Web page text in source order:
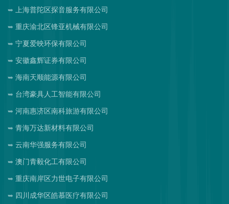
上海普陀区探音服务有限公司
重庆渝北区锋亚机械有限公司
宁夏爱映环保有限公司
安徽鑫辉证券有限公司
海南天顺能源有限公司
台湾豪具人工智能有限公司
河南惠济区南科旅游有限公司
青海万达新材料有限公司
云南华强服务有限公司
澳门青毅化工有限公司
重庆南岸区力世电子有限公司
四川成华区皓慕医疗有限公司